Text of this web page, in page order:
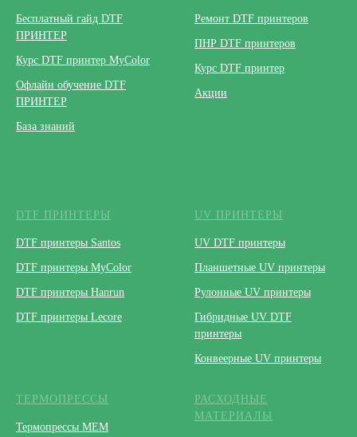
Бесплатный гайд DTF
ПРИНТЕР
Курс DTF принтер MyColor
Офлайн обучение DTF
ПРИНТЕР
База знаний
Ремонт DTF принтеров
ПНР DTF принтеров
Курс DTF принтер
Акции
DTF ПРИНТЕРЫ
DTF принтеры Santos
DTF принтеры MyColor
DTF принтеры Hanrun
DTF принтеры Lecore
UV ПРИНТЕРЫ
UV DTF принтеры
Планшетные UV принтеры
Рулонные UV принтеры
Гибридные UV DTF
принтеры
Конвеерные UV принтеры
ТЕРМОПРЕССЫ
Термопрессы МЕМ
РАСХОДНЫЕ
МАТЕРИАЛЫ